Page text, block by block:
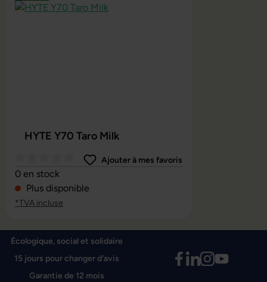
HYTE Y70 Taro Milk
Note moyenne de 0 sur 5 étoiles
Ajouter à mes favoris
0 en stock
Plus disponible
*TVA incluse
Écologique, social et solidaire
15 jours pour changer d'avis
Garantie de 12 mois